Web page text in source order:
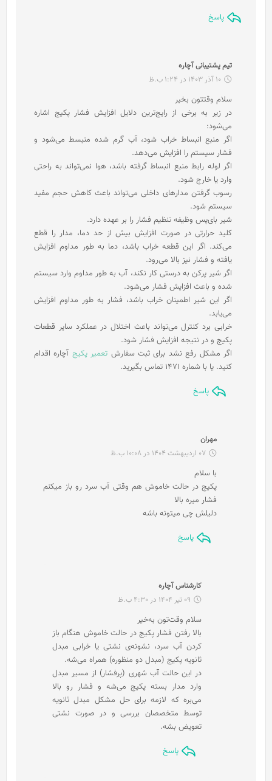
پاسخ
تیم پشتیبانی آچاره
ف
:
10 آذر 1403 در 1:24 ب.ظ
سلام وقتتون بخیر
در زیر به برخی از رایج‌ترین دلایل افزایش فشار پکیج اشاره
می‌شود:
اگر منبع انبساط خراب شود، آب گرم شده منبسط می‌شود و
فشار سیستم را افزایش می‌دهد.
اگر لوله رابط منبع انبساط گرفته باشد، هوا نمی‌تواند به راحتی
وارد یا خارج شود.
رسوب گرفتن مدارهای داخلی می‌تواند باعث کاهش حجم مفید
سیستم شود.
شیر بای‌پس وظیفه تنظیم فشار را بر عهده دارد.
کلید حرارتی در صورت افزایش بیش از حد دما، مدار را قطع
می‌کند. اگر این قطعه خراب باشد، دما به طور مداوم افزایش
یافته و فشار نیز بالا می‌رود.
اگر شیر پرکن به درستی کار نکند، آب به طور مداوم وارد سیستم
شده و باعث افزایش فشار می‌شود.
اگر این شیر اطمینان خراب باشد، فشار به طور مداوم افزایش
می‌یابد.
خرابی برد کنترل می‌تواند باعث اختلال در عملکرد سایر قطعات
پکیج و در نتیجه افزایش فشار شود.
اگر مشکل رفع نشد برای ثبت سفارش تعمیر پکیج آچاره اقدام
کنید. یا با شماره 1471 تماس بگیرید.
پاسخ
مهران
ف07 اردیبهشت 1404 در 10:08 ب.ظ
با سلام
پکیج در حالت خاموش هم وقتی آب سرد رو باز میکنم
فشار میره بالا
دلیلش چی میتونه باشه
پاسخ
کارشناس آچاره
ف
09 تیر 1404 در 4:30 ب.ظ
سلام وقت‌تون به‌خیر
بالا رفتن فشار پکیج در حالت خاموش هنگام باز
کردن آب سرد، نشونه‌ی نشتی یا خرابی مبدل
ثانویه پکیج (مبدل دو منظوره) همراه می‌شه.
در این حالت آب شهری (پرفشار) از مسیر مبدل
وارد مدار بسته پکیج می‌شه و فشار رو بالا
می‌بره که لازمه برای حل مشکل مبدل ثانویه
توسط متخصصان بررسی و در صورت نشتی
تعویض بشه.
پاسخ